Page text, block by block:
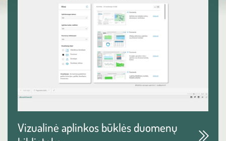
Vizualinė aplinkos būklės duomenų